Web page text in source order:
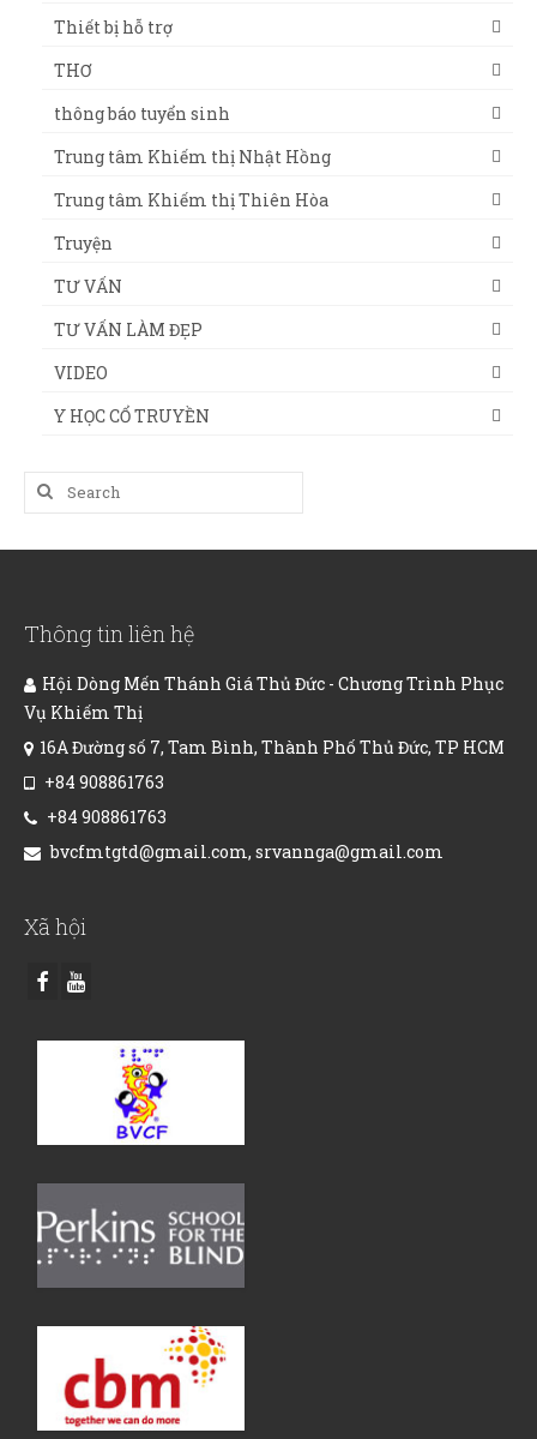
Thiết bị hỗ trợ
THƠ
thông báo tuyển sinh
Trung tâm Khiếm thị Nhật Hồng
Trung tâm Khiếm thị Thiên Hòa
Truyện
TƯ VẤN
TƯ VẤN LÀM ĐẸP
VIDEO
Y HỌC CỔ TRUYỀN
Search
for:
Thông tin liên hệ
Hội Dòng Mến Thánh Giá Thủ Đức - Chương Trình Phục
Vụ Khiếm Thị
16A Đường số 7, Tam Bình, Thành Phố Thủ Đức, TP HCM
+84 908861763
+84 908861763
bvcfmtgtd@gmail.com, srvannga@gmail.com
Xã hội